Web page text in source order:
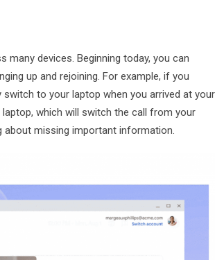
devices. Beginning today, you can
up and rejoining. For example, if you
to your laptop when you arrived at your
laptop, which will switch the call from your
about missing important information.